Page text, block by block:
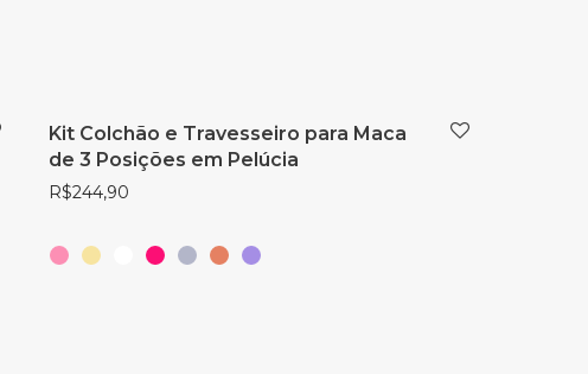
Kit Colchão e Travesseiro para Maca
de 3 Posições em Pelúcia
R$244,90